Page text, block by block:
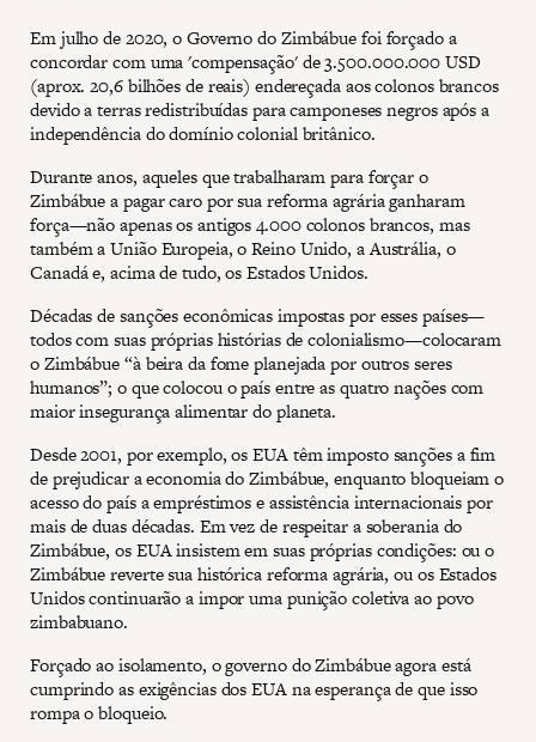
Em julho de 2020, o Governo do Zimbábue foi forçado a
concordar com uma 'compensação' de 3.500.000.000 USD
(aprox. 20,6 bilhões de reais) endereçada aos colonos brancos
devido a terras redistribuídas para camponeses negros após a
independência do domínio colonial britânico.
Durante anos, aqueles que trabalharam para forçar o
Zimbábue a pagar caro por sua reforma agrária ganharam
força—não apenas os antigos 4.000 colonos brancos, mas
também a União Europeia, o Reino Unido, a Austrália, o
Canadá e, acima de tudo, os Estados Unidos.
Décadas de sanções econômicas impostas por esses países—
todos com suas próprias histórias de colonialismo—colocaram
o Zimbábue “à beira da fome planejada por outros seres
humanos”; o que colocou o país entre as quatro nações com
maior insegurança alimentar do planeta.
Desde 2001, por exemplo, os EUA têm imposto sanções a fim
de prejudicar a economia do Zimbábue, enquanto bloqueiam o
acesso do país a empréstimos e assistência internacionais por
mais de duas décadas. Em vez de respeitar a soberania do
Zimbábue, os EUA insistem em suas próprias condições: ou o
Zimbábue reverte sua histórica reforma agrária, ou os Estados
Unidos continuarão a impor uma punição coletiva ao povo
zimbabuano.
Forçado ao isolamento, o governo do Zimbábue agora está
cumprindo as exigências dos EUA na esperança de que isso
rompa o bloqueio.